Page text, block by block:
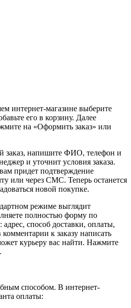
интернет-магазине выберите
его в корзину. Далее
на «Оформить заказ» или
заказ, напишите ФИО, телефон и
и уточнит условия заказа.
придет подтверждение
или через СМС. Теперь останется
новой покупке.
режиме выглядит
полностью форму по
способ доставки, оплаты,
к заказу написать
курьеру вас найти. Нажмите
способом. В интернет-
оплаты: